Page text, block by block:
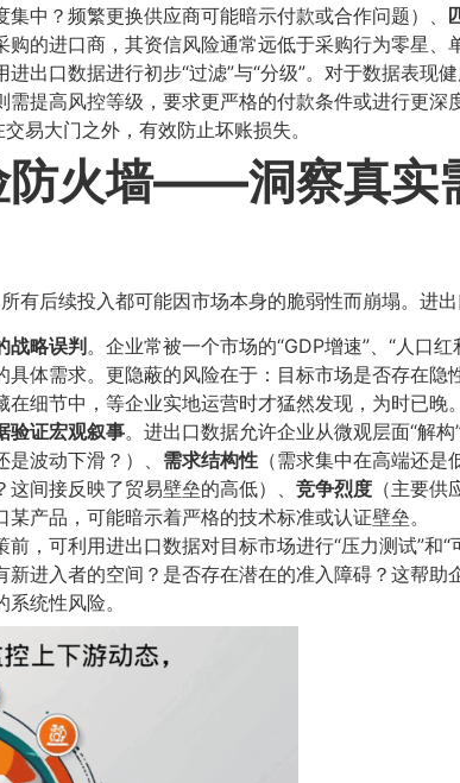
集中？频繁更换供应商可能暗示付款或合作问题）、​
的进口商，其资信风险通常远低于采购行为零星、
进出口数据进行初步“过滤”与“分级”。对于数据表
提高风控等级，要求更严格的付款条件或进行更
易大门之外，有效防止坏账损失。
火墙——洞察真实
后续投入都可能因市场本身的脆弱性而崩塌。进出
战略误判 。企业常被一个市场的“GDP增速”、“人口
体需求。更隐蔽的风险在于：目标市场是否存在
细节中，等企业实地运营时才猛然发现，为时已晚。
验证宏观叙事。进出口数据允许企业从微观层面“解
是波动下滑？）、​ 需求结构性 （需求集中在高端还
间接反映了贸易壁垒的高低）、​ 竞争烈度 （主要
产品，可能暗示着严格的技术标准或认证壁垒。
前，可利用进出口数据对目标市场进行“压力测试”和
进入者的空间？是否存在潜在的准入障碍？这帮助
统性风险。